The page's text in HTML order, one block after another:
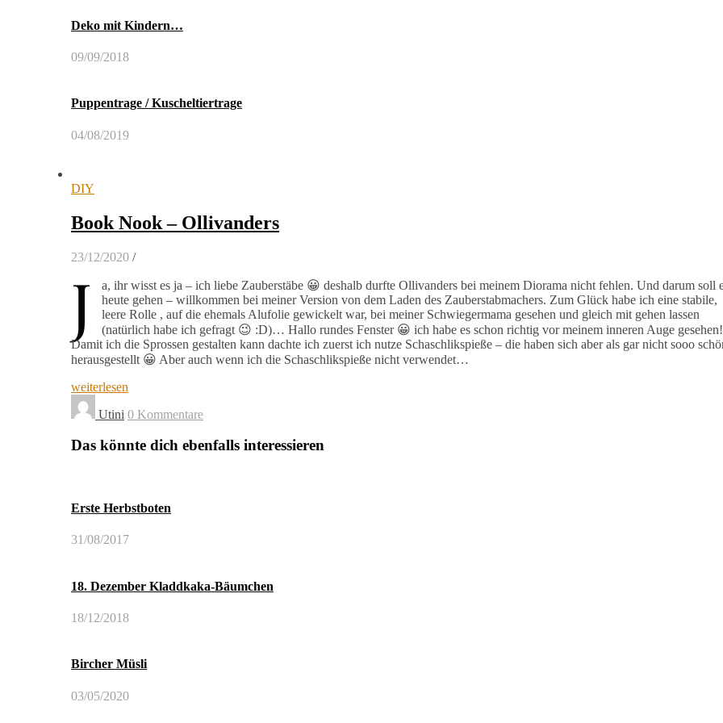
Deko mit Kindern…
09/09/2018
Puppentrage / Kuscheltiertrage
04/08/2019
DIY
Book Nook – Ollivanders
23/12/2020 /
J
a, ihr wisst es ja – ich liebe Zauberstäbe 😀 deshalb durfte Ollivanders bei meinem Diorama nicht fehlen. Und darum soll
heute gehen – willkommen bei meiner Version von dem Laden des Zauberstabmachers. Zum Glück habe ich eine stabile,
leere Rolle , auf die ehemals Alufolie gewickelt war, bei meiner Schwiegermama gesehen und gleich mit gehen lassen
(natürlich habe ich gefragt 😉 :D)… Hallo rundes Fenster 😀 ich habe es schon richtig vor meinem inneren Auge gesehen!
Damit ich die Sprossen gestalten kann dachte ich zuerst ich nutze Schaschlikspieße – die haben sich aber als gar nicht sooo
herausgestellt 😀 Aber auch wenn ich die Schaschlikspieße nicht verwendet…
weiterlesen
Utini 0 Kommentare
Das könnte dich ebenfalls interessieren
Erste Herbstboten
31/08/2017
18. Dezember Kladdkaka-Bäumchen
18/12/2018
Bircher Müsli
03/05/2020